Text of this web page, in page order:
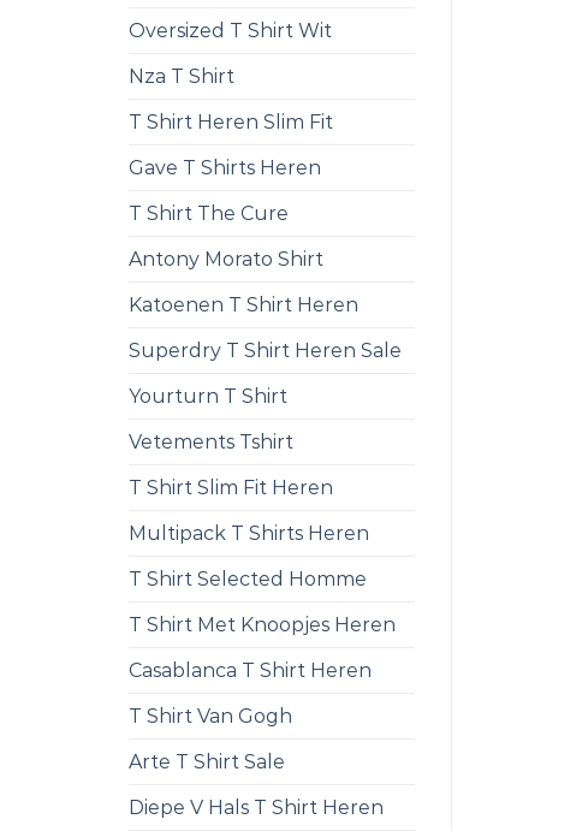
Oversized T Shirt Wit
Nza T Shirt
T Shirt Heren Slim Fit
Gave T Shirts Heren
T Shirt The Cure
Antony Morato Shirt
Katoenen T Shirt Heren
Superdry T Shirt Heren Sale
Yourturn T Shirt
Vetements Tshirt
T Shirt Slim Fit Heren
Multipack T Shirts Heren
T Shirt Selected Homme
T Shirt Met Knoopjes Heren
Casablanca T Shirt Heren
T Shirt Van Gogh
Arte T Shirt Sale
Diepe V Hals T Shirt Heren